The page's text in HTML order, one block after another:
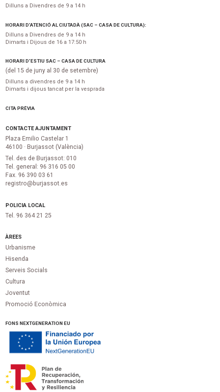
Dilluns a Divendres de 9 a 14 h
HORARI D’ATENCIÓ AL CIUTADÀ (SAC – CASA DE CULTURA):
Dilluns a Divendres de 9 a 14 h
Dimarts i Dijous de 16 a 17:50 h
HORARI D’ESTIU SAC – CASA DE CULTURA
(del 15 de juny al 30 de setembre)
Dilluns a divendres de 9 a 14 h
Dimarts i dijous tancat per la vesprada
CITA PRÈVIA
CONTACTE AJUNTAMENT
Plaza Emilio Castelar 1
46100 · Burjassot (València)
Tel. des de Burjassot: 010
Tel. general: 96 316 05 00
Fax. 96 390 03 61
registro@burjassot.es
POLICIA LOCAL
Tel. 96 364 21 25
ÀREES
Urbanisme
Hisenda
Serveis Socials
Cultura
Joventut
Promoció Econòmica
FONS NEXTGENERATION EU